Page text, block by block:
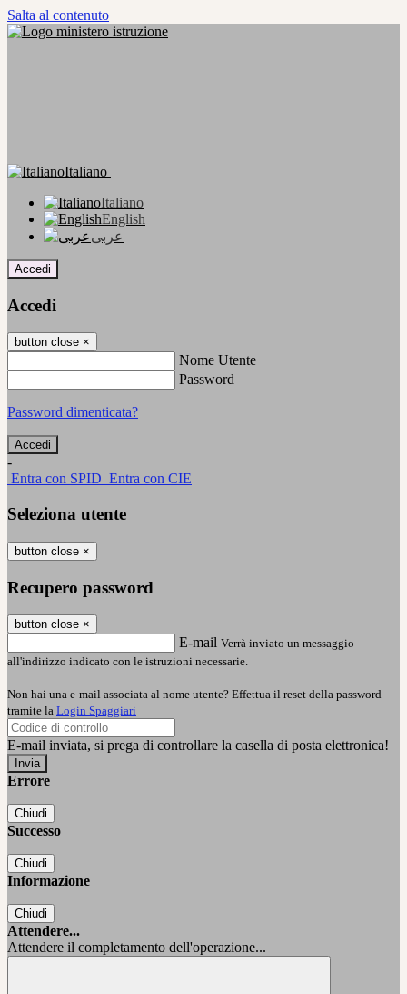
Salta al contenuto
Italiano
Italiano
English
عربى
Accedi
Accedi
button close ×
Nome Utente
Password
Password dimenticata?
-
Entra con SPID Entra con CIE
Seleziona utente
button close ×
Recupero password
button close ×
E-mail Verrà inviato un messaggio
all'indirizzo indicato con le istruzioni necessarie.
Non hai una e-mail associata al nome utente? Effettua il reset della password
tramite la Login Spaggiari
E-mail inviata, si prega di controllare la casella di posta elettronica!
Errore
Chiudi
Successo
Chiudi
Informazione
Chiudi
Attendere...
Attendere il completamento dell'operazione...